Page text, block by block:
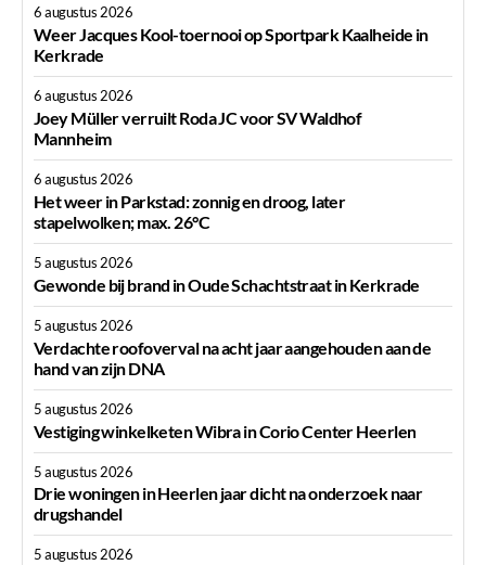
6 augustus 2026
Weer Jacques Kool-toernooi op Sportpark Kaalheide in
Kerkrade
6 augustus 2026
Joey Müller verruilt Roda JC voor SV Waldhof
Mannheim
6 augustus 2026
Het weer in Parkstad: zonnig en droog, later
stapelwolken; max. 26°C
5 augustus 2026
Gewonde bij brand in Oude Schachtstraat in Kerkrade
5 augustus 2026
Verdachte roofoverval na acht jaar aangehouden aan de
hand van zijn DNA
5 augustus 2026
Vestiging winkelketen Wibra in Corio Center Heerlen
5 augustus 2026
Drie woningen in Heerlen jaar dicht na onderzoek naar
drugshandel
5 augustus 2026